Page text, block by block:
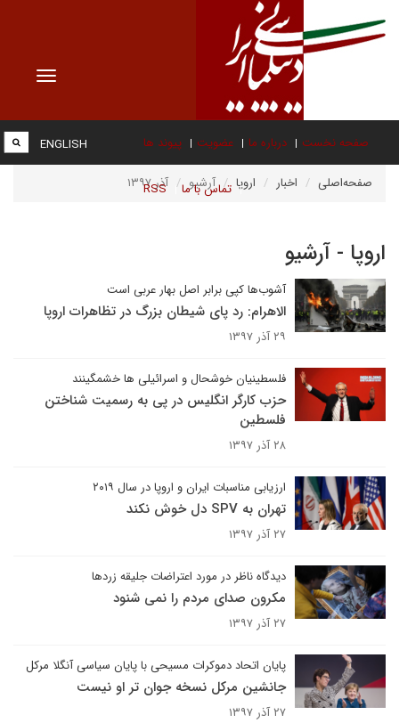
Toggle
صفحه نخست درباره ما عضویت پیوند ها
تماس با ما RSS
ENGLISH
صفحه‌اصلی اخبار اروپا آرشیو آذر ۱۳۹۷
اروپا - آرشیو
آشوب‌ها کپی برابر اصل بهار عربی است
الاهرام: رد پای شیطان بزرگ در تظاهرات اروپا
۲۹ آذر ۱۳۹۷
فلسطینیان خوشحال و اسرائیلی ها خشمگینند
حزب کارگر انگلیس در پی به رسمیت شناختن
فلسطین
۲۸ آذر ۱۳۹۷
ارزیابی مناسبات ایران و اروپا در سال ۲۰۱۹
تهران به SPV دل خوش نکند
۲۷ آذر ۱۳۹۷
دیدگاه ناظر در مورد اعتراضات جلیقه زردها
مکرون صدای مردم را نمی شنود
۲۷ آذر ۱۳۹۷
پایان اتحاد دموکرات مسیحی با پایان سیاسی آنگلا مرکل
جانشین مرکل نسخه جوان تر او نیست
۲۷ آذر ۱۳۹۷